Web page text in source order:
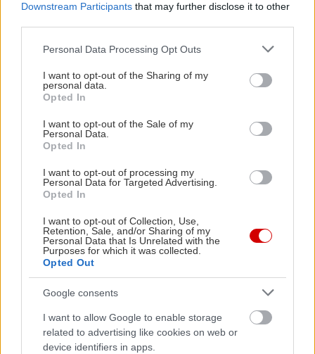
Downstream Participants that may further disclose it to other
Please note that this website/app uses one or more Google
not limited to your visit or usage behaviour. You may click to
grant or deny consent to Google and its third-party tags to
use your data for below specified purposes in below Google
consent section.
Personal Data Processing Opt Outs
I want to opt-out of the Sharing of my
personal data.
Opted In
I want to opt-out of the Sale of my
Personal Data.
Opted In
I want to opt-out of processing my
Personal Data for Targeted Advertising.
Opted In
I want to opt-out of Collection, Use,
Retention, Sale, and/or Sharing of my
Personal Data that Is Unrelated with the
Purposes for which it was collected.
Opted Out
Google consents
I want to allow Google to enable storage
related to advertising like cookies on web or
device identifiers in apps.